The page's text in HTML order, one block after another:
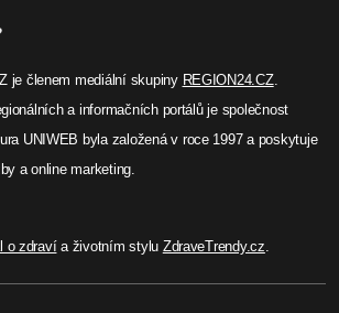
je členem mediální skupiny REGION24.CZ.
a informačních portálů je společnost
UNIWEB byla založená v roce 1997 a poskytuje
a online marketing.
o zdravía životním stylu ZdraveTrendy.cz